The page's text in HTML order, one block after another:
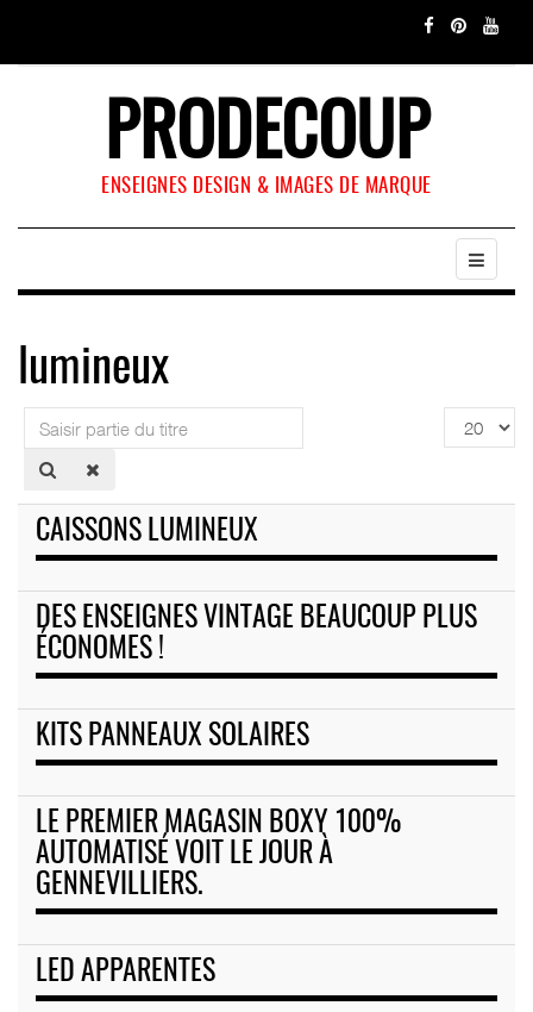
PRODECOUP
ENSEIGNES DESIGN & IMAGES DE MARQUE
lumineux
Saisir
partie
du
Affichage
#
CAISSONS LUMINEUX
DES ENSEIGNES VINTAGE BEAUCOUP PLUS
ÉCONOMES !
KITS PANNEAUX SOLAIRES
LE PREMIER MAGASIN BOXY 100%
AUTOMATISÉ VOIT LE JOUR À
GENNEVILLIERS.
LED APPARENTES